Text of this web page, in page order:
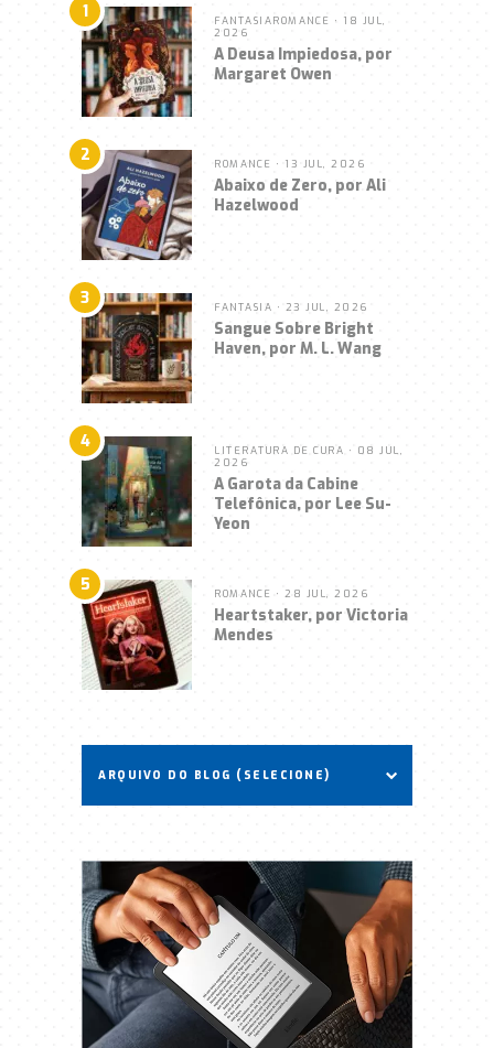
1 FANTASIAROMANCE • 18 JUL,
2026
A Deusa Impiedosa, por
Margaret Owen
2 ROMANCE • 13 JUL, 2026
Abaixo de Zero, por Ali
Hazelwood
3 FANTASIA • 23 JUL, 2026
Sangue Sobre Bright
Haven, por M. L. Wang
4 LITERATURA DE CURA • 08 JUL,
2026
A Garota da Cabine
Telefônica, por Lee Su-
Yeon
5 ROMANCE • 28 JUL, 2026
Heartstaker, por Victoria
Mendes
ARQUIVO DO BLOG (SELECIONE)